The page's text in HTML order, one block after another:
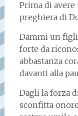
Prima di
preghiera di
Dammi un
forte da
abbastanza
davanti alla
Dagli la forza
sconfitta